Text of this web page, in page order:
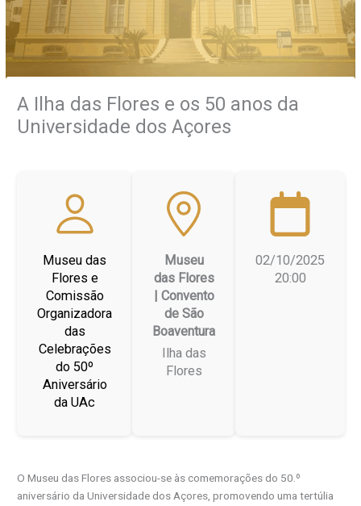
A Ilha das Flores e os 50 anos da
Universidade dos Açores
Museu das
Flores e
Comissão
Organizadora
das
Celebrações
do 50º
Aniversário
da UAc
Museu
das Flores
| Convento
de São
Boaventura
Ilha das
Flores
02/10/2025
20:00
O Museu das Flores associou-se às comemorações do 50.º
aniversário da Universidade dos Açores, promovendo uma tertúlia